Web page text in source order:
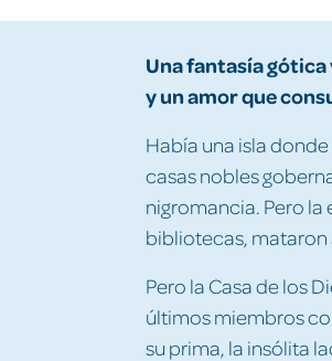
Una fantasía
y un amor que
Había una isla
casas nobles
nigromancia. Pero
bibliotecas, mataron
Pero la Casa de los
últimos miembros
su prima, la insólita